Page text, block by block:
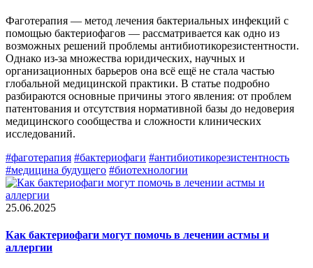
Фаготерапия — метод лечения бактериальных инфекций с
помощью бактериофагов — рассматривается как одно из
возможных решений проблемы антибиотикорезистентности.
Однако из-за множества юридических, научных и
организационных барьеров она всё ещё не стала частью
глобальной медицинской практики. В статье подробно
разбираются основные причины этого явления: от проблем
патентования и отсутствия нормативной базы до недоверия
медицинского сообщества и сложности клинических
исследований.
#фаготерапия #бактериофаги #антибиотикорезистентность
#медицина будущего #биотехнологии
25.06.2025
Как бактериофаги могут помочь в лечении астмы и
аллергии